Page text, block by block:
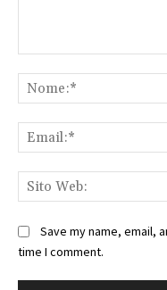
Save my name, email,
time I comment.